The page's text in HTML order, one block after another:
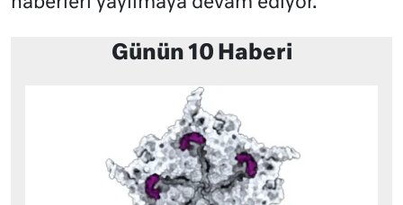
Günün 10 Haberi